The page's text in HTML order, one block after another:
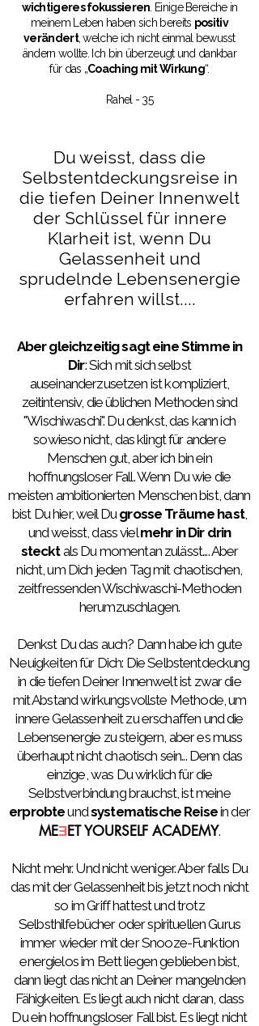
wichtigeres fokussieren . Einige Bereiche in
meinem Leben haben sich bereits positiv
verändert, welche ich nicht einmal bewusst
ändern wollte. Ich bin überzeugt und dankbar
für das „Coaching mit Wirkung“.
Rahel - 35
Du weisst, dass die
Selbstentdeckungsreise in
die tiefen Deiner Innenwelt
der Schlüssel für innere
Klarheit ist, wenn Du
Gelassenheit und
sprudelnde Lebensenergie
erfahren willst....
Aber gleichzeitig sagt eine Stimme in
Dir: Sich mit sich selbst
auseinanderzusetzen ist kompliziert,
zeitintensiv, die üblichen Methoden sind
"Wischiwaschi". Du denkst, das kann ich
sowieso nicht, das klingt für andere
Menschen gut, aber ich bin ein
hoffnungsloser Fall. Wenn Du wie die
meisten ambitionierten Menschen bist, dann
bist Du hier, weil Dugrosse Träume hast,
und weisst, dass vielmehr in Dir drin
stecktals Du momentan zulässt.... Aber
nicht, um Dich jeden Tag mit chaotischen,
zeitfressenden Wischiwaschi-Methoden
herumzuschlagen.
Denkst Du das auch? Dann habe ich gute
Neuigkeiten für Dich: Die Selbstentdeckung
in die tiefen Deiner Innenwelt ist zwar die
mit Abstand wirkungsvollste Methode, um
innere Gelassenheit zu erschaffen und die
Lebensenergie zu steigern, aber es muss
überhaupt nicht chaotisch sein... Denn das
einzige, was Du wirklich für die
Selbstverbindung brauchst, ist meine
erprobteundsystematische Reisein der
MEƎET YOURSELF ACADEMY.
Nicht mehr. Und nicht weniger. Aber falls Du
das mit der Gelassenheit bis jetzt noch nicht
so im Griff hattest und trotz
Selbsthilfebücher oder spirituellen Gurus
immer wieder mit der Snooze-Funktion
energielos im Bett liegen geblieben bist,
dann liegt das nicht an Deiner mangelnden
Fähigkeiten. Es liegt auch nicht daran, dass
Du ein hoffnungsloser Fall bist. Es liegt nicht